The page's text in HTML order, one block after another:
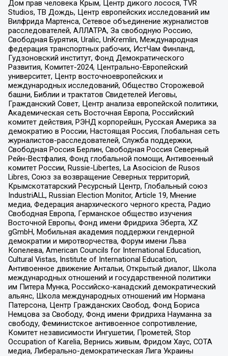
Дом прав человека Крым, Центр дикого лосося, TVR
Studios, ТВ Дождь, Центр европейских исследований им
Вилфрида Мартенса, Сетевое объединение журналистов
расследователей, АЛЛАТРА, За свободную Россию,
Свободная Бурятия, Uralic, UnKremlin, Международная
федерация транспортных рабочих, ИстЧам Финланд,
Гудзоновский институт, Фонд Демократического
Развития, Комитет-2024, Центрально-Европейский
университет, Центр восточноевропейских и
международных исследований, Общество Сторожевой
башни, Библии и трактатов Свидетелей Иеговы,
Гражданский Совет, Центр анализа европейской политики,
Академическая сеть Восточная Европа, Российский
комитет действия, РЭНД корпорейшн, Русская Америка за
демократию в России, Настоящая Россия, Глобальная сеть
журналистов-расследователей, Служба поддержки,
Свободная Россия Берлин, Свободная Россия Северный
Рейн-Вестфалия, Фонд глобальной помощи, Антивоенный
комитет России, Russie-Libertes, La Asocicion de Rusos
Libres, Союз за возвращение Северных территорий,
Крымскотатарский Ресурсный Центр, Глобальный союз
IndustriALL, Russian Election Monitor, Article 19, Мнение
медиа, Федерация анархического черного креста, Радио
Свободная Европа, Германское общество изучения
Восточной Европы, Фонд имени Фридриха Эберта, XZ
gGmbH, Мобильная академия поддержки гендерной
демократии и миротворчества, Форум имени Льва
Копелева, American Councils for International Education,
Cultural Vistas, Institute of International Education,
Антивоенное движение Антальи, Открытый диалог, Школа
международных отношений и государственной политики
им Питера Мунка, Российско-канадский демократический
альянс, Школа международных отношений им Нормана
Патерсона, Центр Гражданских Свобод, Фонд Бориса
Немцова за Свободу, Фонд имени Фридриха Науманна за
свободу, Феминистское антивоенное сопротивление,
Комитет независимости Ингушетии, Прометей, Stop
Occupation of Karelia, Вернись живым, Фридом Хаус, СОТА
медиа, Либерально-демократическая Лига Украины